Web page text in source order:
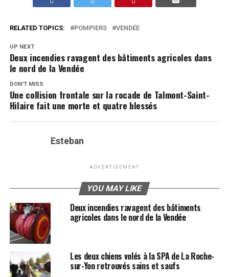
RELATED TOPICS: POMPIERS VENDÉE
UP NEXT
Deux incendies ravagent des bâtiments agricoles dans
le nord de la Vendée
DON'T MISS
Une collision frontale sur la rocade de Talmont-Saint-
Hilaire fait une morte et quatre blessés
Esteban
ADVERTISEMENT
YOU MAY LIKE
Deux incendies ravagent des bâtiments
agricoles dans le nord de la Vendée
Les deux chiens volés à la SPA de La Roche-
sur-Yon retrouvés sains et saufs